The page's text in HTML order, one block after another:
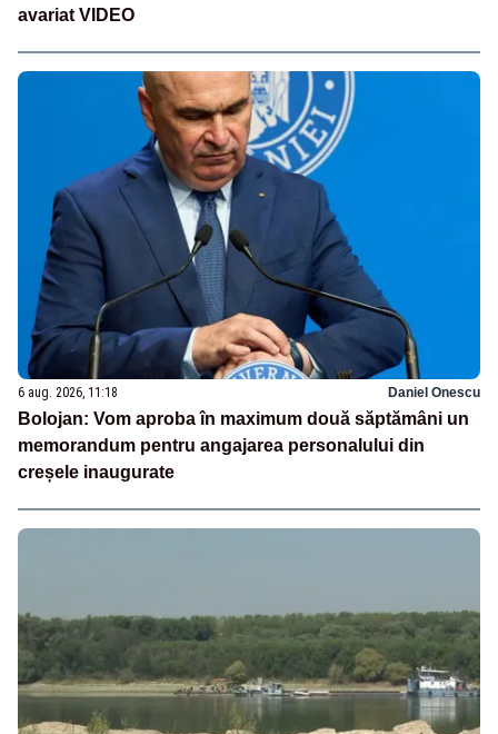
avariat VIDEO
6 aug. 2026, 11:18 Daniel Onescu
Bolojan: Vom aproba în maximum două săptămâni un
memorandum pentru angajarea personalului din
creșele inaugurate